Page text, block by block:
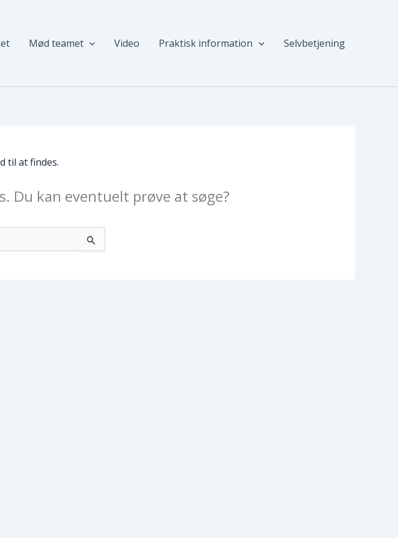
Mød teamet Video Praktisk information Selvbetjening
til at findes.
Du kan eventuelt prøve at søge?